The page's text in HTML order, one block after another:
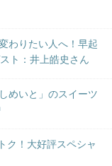
わりたい人へ！早起
ト：井上皓史さん
めいと」のスイーツ
ク！大好評スペシャ